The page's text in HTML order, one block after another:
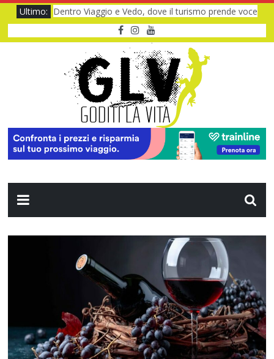
Ultimo: Dentro Viaggio e Vedo, dove il turismo prende voce
Quando il CUP ti fa aspettare troppo
Baviera da fiaba tra castelli e meraviglie
I Legnanesi a Milano 2027: risate smart
Film al cinema ad agosto 2026: le novità